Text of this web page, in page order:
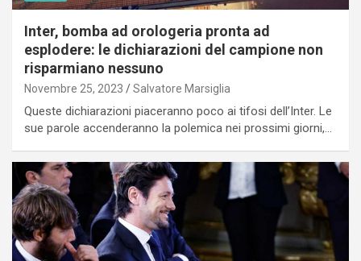
Inter, bomba ad orologeria pronta ad
esplodere: le dichiarazioni del campione non
risparmiano nessuno
Novembre 25, 2023 Salvatore Marsiglia
Queste dichiarazioni piaceranno poco ai tifosi dell’Inter. Le
sue parole accenderanno la polemica nei prossimi giorni,…